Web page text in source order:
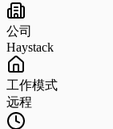
公司
Haystack
工作模式
远程